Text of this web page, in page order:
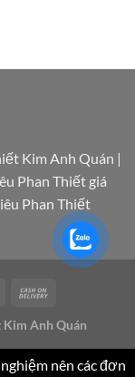
Kim Anh Quán |
Phan Thiết giá
Phan Thiết
Anh Quán
nên các đơn